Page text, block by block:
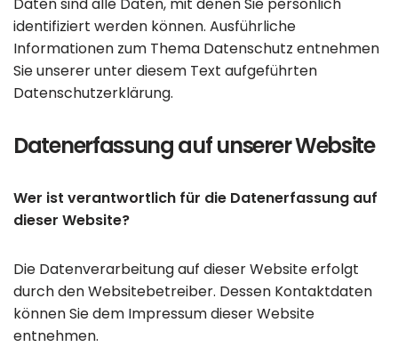
identifiziert werden können. Ausführliche
Informationen zum Thema Datenschutz entnehmen
Sie unserer unter diesem Text aufgeführten
Datenschutzerklärung.
Datenerfassung auf unserer Website
Wer ist verantwortlich für die Datenerfassung auf
dieser Website?
Die Datenverarbeitung auf dieser Website erfolgt
durch den Websitebetreiber. Dessen Kontaktdaten
können Sie dem Impressum dieser Website
entnehmen.